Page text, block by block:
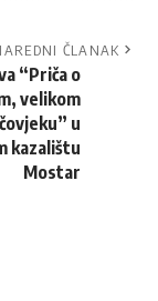
ČLANAK
“Priča o
velikom
čovjeku” u
kazalištu
Mostar